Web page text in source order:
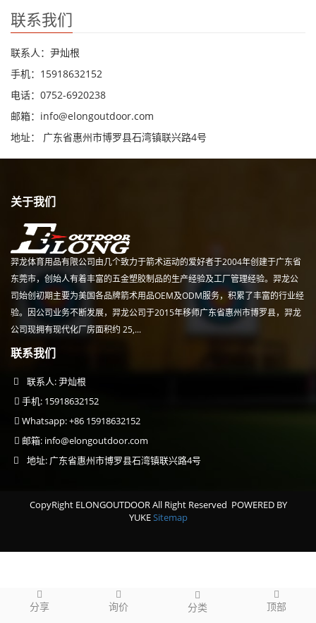
联系我们
联系人：尹灿根
手机：15918632152
电话：0752-6920238
邮箱： info@elongoutdoor.com
地址： 广东省惠州市博罗县石湾镇联兴路4号
分享 询价 分类 顶部
关于我们
羿龙体育用品有限公司由几个致力于箭术运动的爱好者于2004年创建于广东省
东莞市，创始人有着丰富的五金塑胶制品的生产经验及工厂管理经验。羿龙公
司始创初期主要为美国各品牌箭术用品OEM及ODM服务，积累了丰富的行业经
验。因公司业务不断发展，羿龙公司于2015年移师广东省惠州市博罗县，羿龙
公司现拥有现代化厂房面积约 25,...
联系我们
联系人: 尹灿根
手机: 15918632152
Whatsapp: +86 15918632152
邮箱: info@elongoutdoor.com
地址: 广东省惠州市博罗县石湾镇联兴路4号
CopyRight ELONGOUTDOOR All Right Reserved POWERED BY
YUKESitemap